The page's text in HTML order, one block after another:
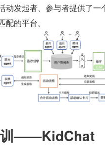
动发起者、参与者提供了一
配的平台。
训——KidChat